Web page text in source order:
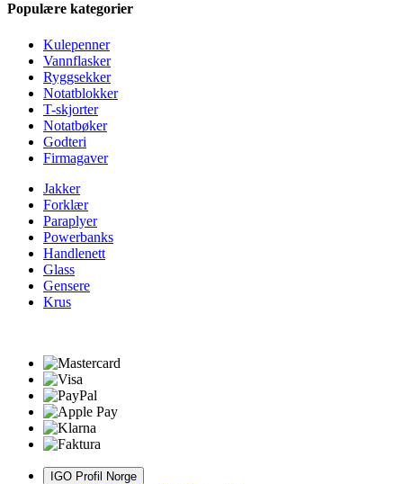
Populære kategorier
Kulepenner
Vannflasker
Ryggsekker
Notatblokker
T-skjorter
Notatbøker
Godteri
Firmagaver
Jakker
Forklær
Paraplyer
Powerbanks
Handlenett
Glass
Gensere
Krus
IGO Profil Norge